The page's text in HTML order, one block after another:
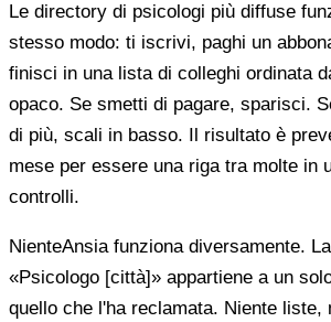
Le directory di psicologi più diffuse
stesso modo: ti iscrivi, paghi un
finisci in una lista di colleghi ordinata
opaco. Se smetti di pagare, sparisci.
di più, scali in basso. Il risultato è
mese per essere una riga tra molte in
controlli.
NienteAnsia funziona diversamente.
«Psicologo [città]» appartiene a un
quello che l'ha reclamata. Niente liste,